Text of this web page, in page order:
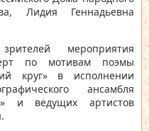
Лидия Геннадьевна
мероприятия
по мотивам поэмы
круг» в исполнении
ансамбля
и ведущих артистов